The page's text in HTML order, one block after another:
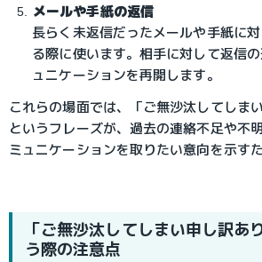
メールや手紙の返信
長らく未返信だったメールや手紙に
る際に使います。相手に対して返信
ュニケーションを再開します。
これらの場面では、「ご無沙汰してしま
というフレーズが、過去の連絡不足や不
ミュニケーションを取りたい意向を示す
「ご無沙汰してしまい申し訳あ
う際の注意点